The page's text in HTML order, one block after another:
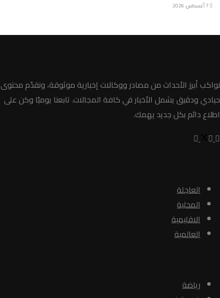
نواكب أبرز الأحداث من مصادر ووكالات إخبارية موثوقة، ونقدّم محتوى
حيادي ودقيق يشمل الأخبار في كافة المجالات. تابعنا يوميًا وكن على
اطلاع دائم بكل جديد يهمك.
العاجلة
المحلية
الاقليمية
العالمية
رياضة